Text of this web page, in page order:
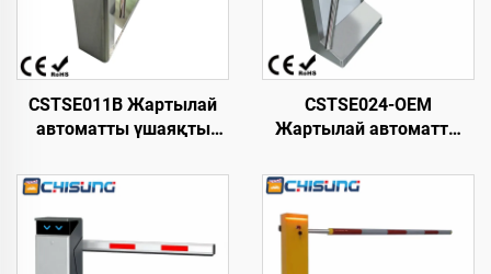
CSTSE011B Жартылай
автоматты үшаяқты
мм ұзындық х 250 мм
Тұтынушылар үшін
тапсырыс бойынша
CSTSE024-OEM
Жартылай автоматты
триподты турникет 485
мм ұзындық х 280 мм
ені х 980 мм биіктік